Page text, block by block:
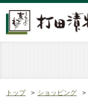
トップ ショッピング